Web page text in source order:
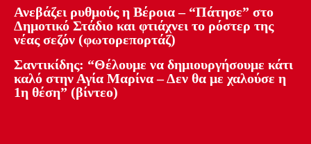
Ανεβάζει ρυθμούς η Βέροια – “Πάτησε” στο
Δημοτικό Στάδιο και φτιάχνει το ρόστερ της
νέας σεζόν (φωτορεπορτάζ)
Σαντικίδης: “Θέλουμε να δημιουργήσουμε κάτι
καλό στην Αγία Μαρίνα – Δεν θα με χαλούσε η
1η θέση” (βίντεο)